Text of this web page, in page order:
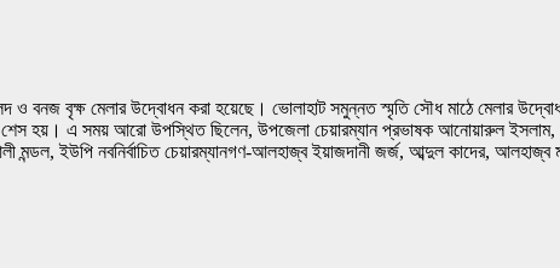
ফলদ ও বনজ বৃক্ষ মেলার উদ্বোধন করা হয়েছে। ভোলাহাট সমুন্নত স্মৃতি সৌধ মাঠে মেলার
শেস হয়। এ সময় আরো উপস্থিত ছিলেন, উপজেলা চেয়ারম্যান প্রভাষক আনোয়ারুল
ইউপি নবনির্বাচিত চেয়ারম্যানগণ-আলহাজ্ব ইয়াজদানী জর্জ, আব্দুল কাদের, আলহাজ্ব